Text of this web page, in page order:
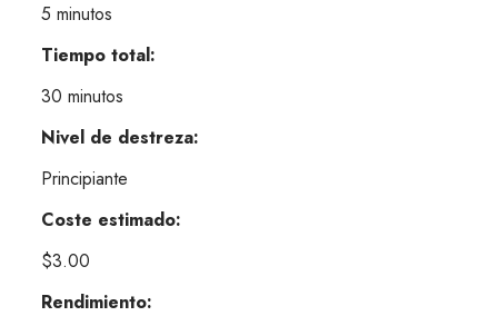
5 minutos
Tiempo total:
30 minutos
Nivel de destreza:
Principiante
Coste estimado:
$3.00
Rendimiento: